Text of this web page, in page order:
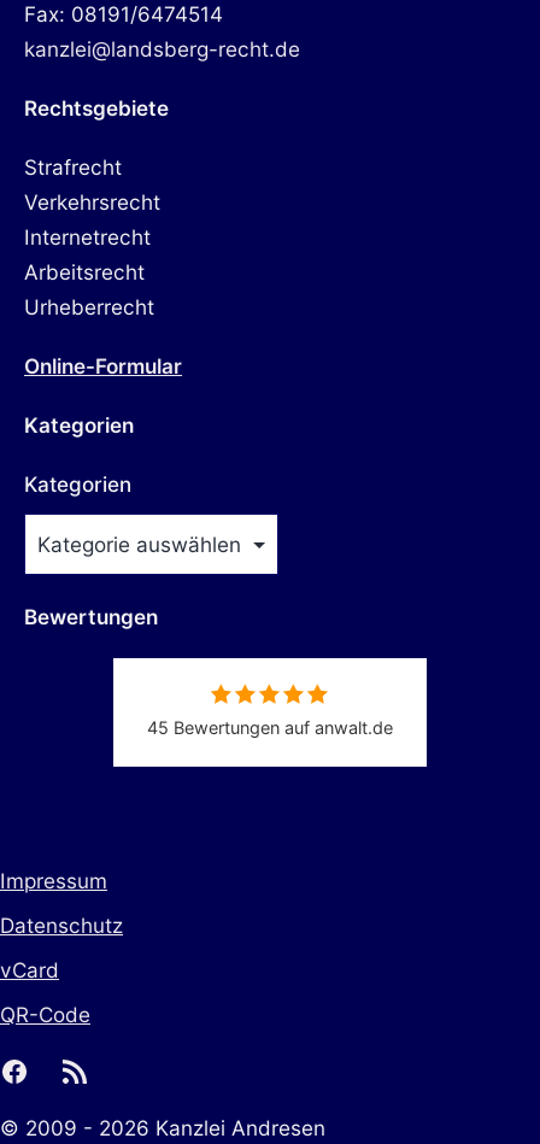
Fax: 08191/6474514
kanzlei@landsberg-recht.de
Rechtsgebiete
Strafrecht
Verkehrsrecht
Internetrecht
Arbeitsrecht
Urheberrecht
Online-Formular
Kategorien
Kategorien
Bewertungen
45 Bewertungen auf anwalt.de
© 2009 - 2026 Kanzlei Andresen
Impressum
Datenschutz
vCard
QR-Code
facebook